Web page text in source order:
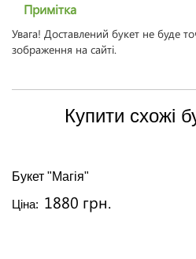
Примітка
Увага! Доставлений букет не буде
зображення на сайті.
Купити схожі
Букет "Магія"
Ціна: 1880 грн.